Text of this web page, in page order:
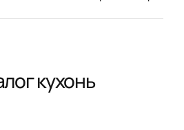
кухонь